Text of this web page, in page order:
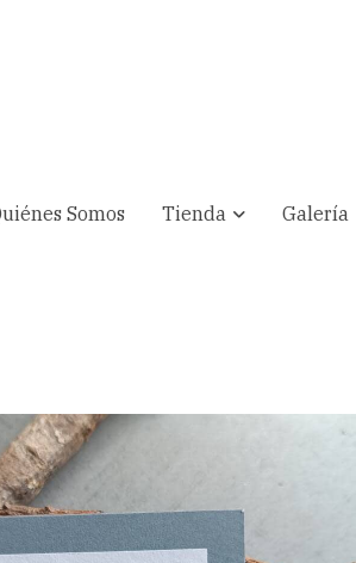
Somos Tienda Galería